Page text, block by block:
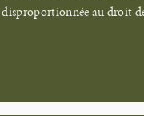
au droit